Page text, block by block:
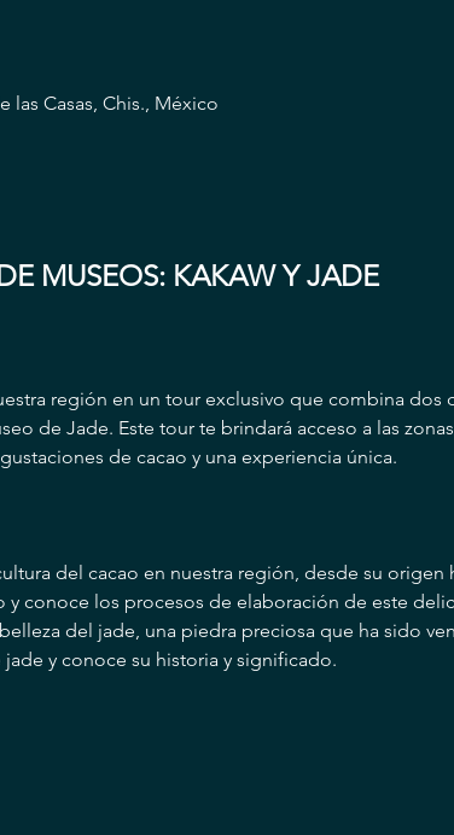
las Casas, Chis., México
MUSEOS: KAKAW Y JADE
región en un tour exclusivo que combina dos
de Jade. Este tour te brindará acceso a las
de cacao y una experiencia única.
del cacao en nuestra región, desde su origen
y conoce los procesos de elaboración de este
del jade, una piedra preciosa que ha sido
y conoce su historia y significado.